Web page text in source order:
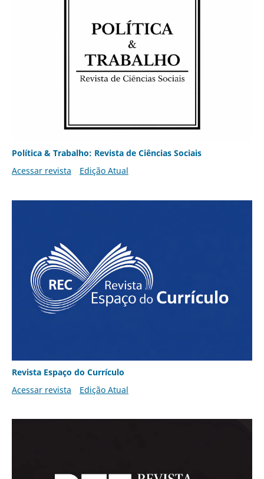
Política & Trabalho: Revista de Ciências Sociais
Acessar revista
Edição Atual
Revista Espaço do Currículo
Acessar revista
Edição Atual